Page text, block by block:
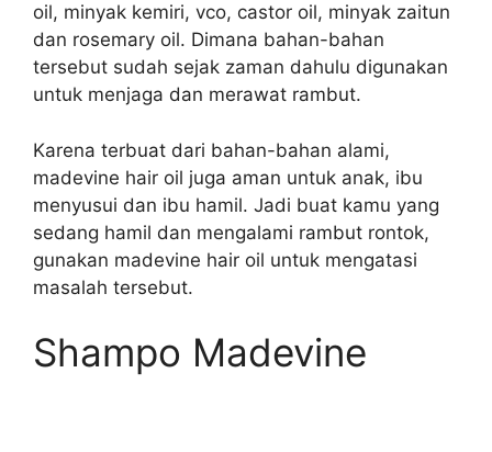
oil, minyak kemiri, vco, castor oil, minyak zaitun
dan rosemary oil. Dimana bahan-bahan
tersebut sudah sejak zaman dahulu digunakan
untuk menjaga dan merawat rambut.
Karena terbuat dari bahan-bahan alami,
madevine hair oil juga aman untuk anak, ibu
menyusui dan ibu hamil. Jadi buat kamu yang
sedang hamil dan mengalami rambut rontok,
gunakan madevine hair oil untuk mengatasi
masalah tersebut.
Shampo Madevine